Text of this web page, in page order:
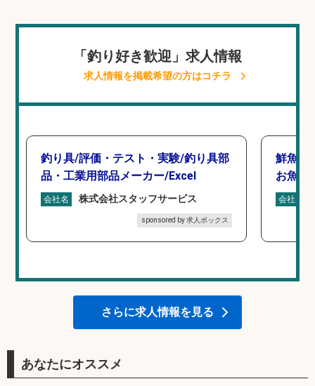
「釣り好き歓迎」求人情報
求人情報を掲載希望の方はコチラ
釣り具/評価・テスト・実験/釣り具部
品・工業用部品メーカー/Excel
会社名 株式会社スタッフサービス
sponsored by 求人ボックス
鮮魚加
お魚の
会社名
さらに求人情報を見る
あなたにオススメ